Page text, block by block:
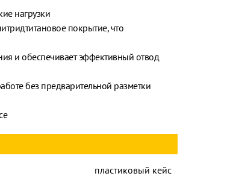
нагрузки
покрытие, что
и обеспечивает эффективный отвод
без предварительной разметки
пластиковый кейс